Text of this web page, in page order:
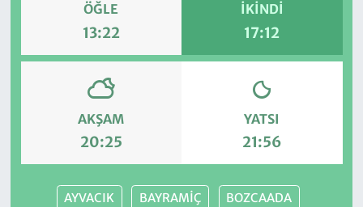
ÖĞLE
13:22
İKINDI
17:12
AKŞAM
20:25
YATSI
21:56
AYVACIK BAYRAMİÇ BOZCAADA